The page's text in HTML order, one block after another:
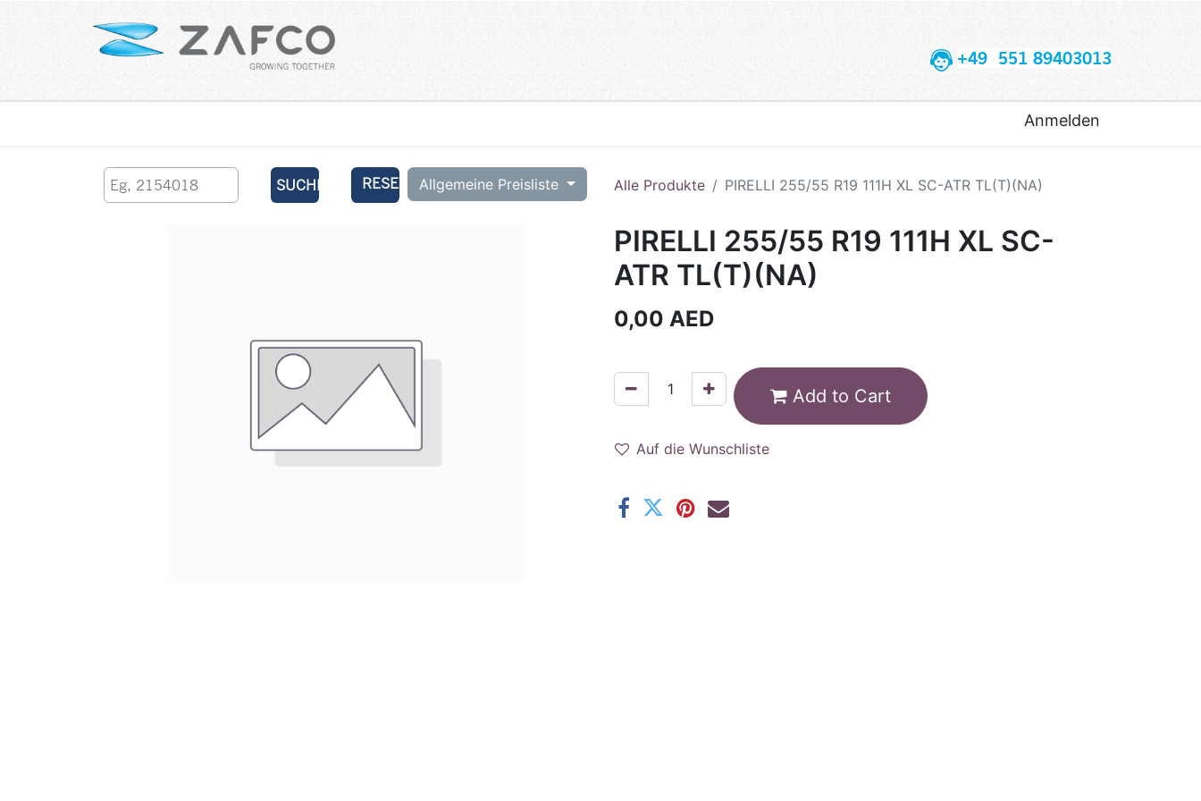
+49 551 89403013
Anmelden
SUCHEN RESET Allgemeine Preisliste Alle Produkte PIRELLI 255/55 R19 111H XL SC-ATR TL(T)(NA)
PIRELLI 255/55 R19 111H XL SC-
ATR TL(T)(NA)
0,00 AED
Add to Cart
Auf die Wunschliste